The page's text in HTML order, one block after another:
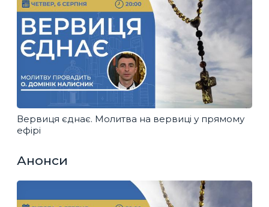
Вервиця єднає. Молитва на вервиці у прямому
ефірі
Анонси